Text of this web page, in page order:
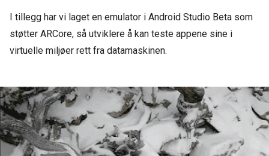
I tillegg har vi laget en emulator i Android Studio Beta som
støtter ARCore, så utviklere å kan teste appene sine i
virtuelle miljøer rett fra datamaskinen.